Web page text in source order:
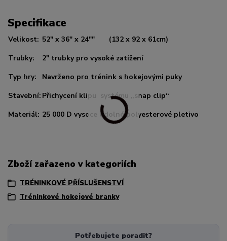
Specifikace
Velikost: 52" x 36" x 24"" (132 x 92 x 61cm)
Trubky:
2" trubky pro vysoké zatížení
Typ hry:
Navrženo pro trénink s hokejovými puky
Stavební: Přichycení klipu systému „snap clip“
Materiál: 25 000 D vysoce odolné polyesterové pletivo
Zboží zařazeno v kategoriích
TRÉNINKOVÉ PŘÍSLUŠENSTVÍ
Tréninkové hokejové branky
Potřebujete poradit?